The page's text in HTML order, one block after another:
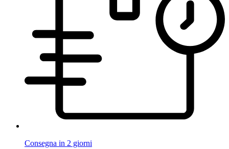
Consegna in 2 giorni